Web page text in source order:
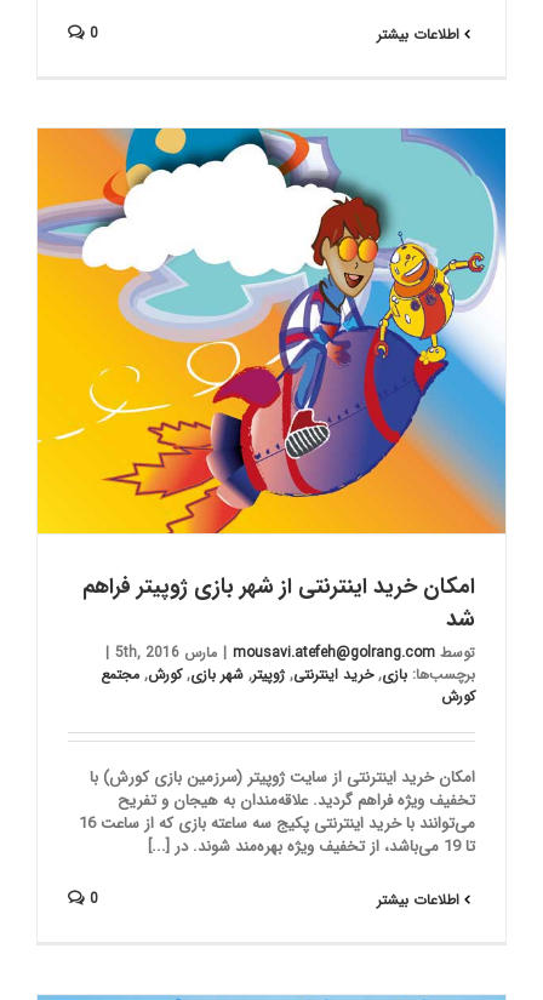
اطلاعات بیشتر 0
امکان خرید اینترنتی از شهر بازی ژوپیتر فراهم
شد
توسط mousavi.atefeh@golrang.com
| مارس 5th, 2016
|
برچسب‌ها: بازی,خرید اینترنتی, ژوپیتر, شهر بازی,کورش, مجتمع
کورش
امکان خرید اینترنتی از سایت ژوپیتر (سرزمین بازی کورش) با
تخفیف ویژه فراهم گردید. علاقه‌مندان به هیجان و تفریح
می‌توانند با خرید اینترنتی پکیج سه ساعته بازی که از ساعت 16
تا 19 می‌باشد، از تخفیف ویژه بهره‌مند شوند. در [...]
اطلاعات بیشتر 0